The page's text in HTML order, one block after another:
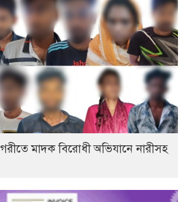
মাদক বিরোধী অভিযানে নারীসহ